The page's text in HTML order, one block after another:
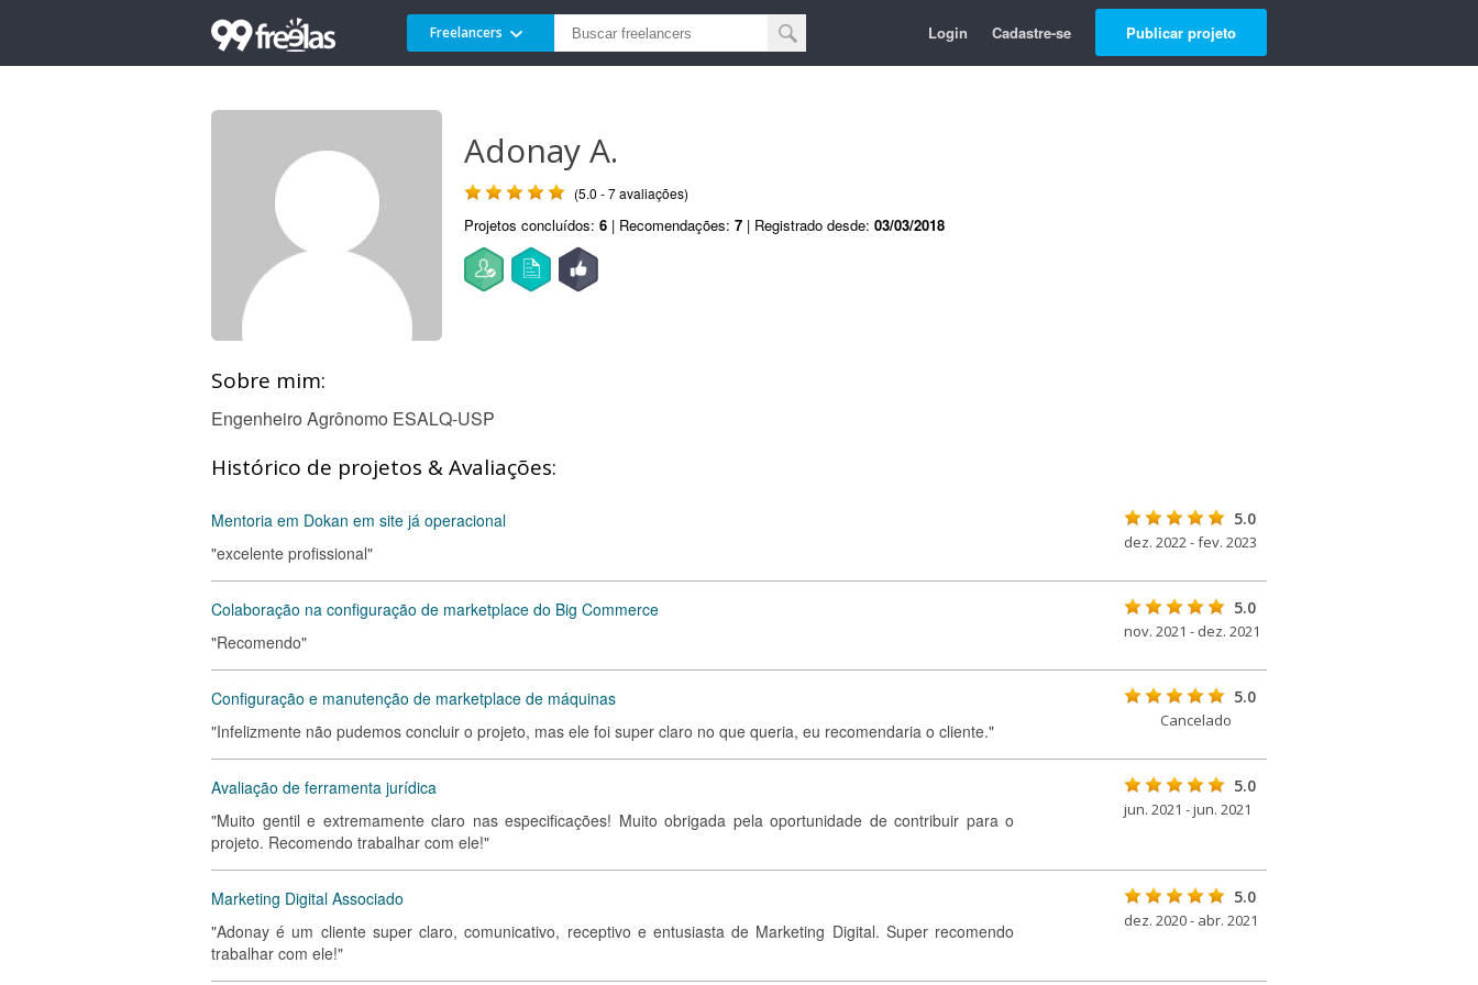
Freelancers Login Cadastre-se Publicar projeto
Adonay A.
(5.0 - 7 avaliações)
Projetos concluídos: 6 | Recomendações: 7 | Registrado desde: 03/03/2018
Sobre mim:
Engenheiro Agrônomo ESALQ-USP
Histórico de projetos & Avaliações:
Mentoria em Dokan em site já operacional
"excelente profissional"
5.0
dez. 2022 - fev. 2023
Colaboração na configuração de marketplace do Big Commerce
"Recomendo"
5.0
nov. 2021 - dez. 2021
Configuração e manutenção de marketplace de máquinas
"Infelizmente não pudemos concluir o projeto, mas ele foi super claro no que queria, eu recomendaria o cliente."
5.0
Cancelado
Avaliação de ferramenta jurídica
"Muito gentil e extremamente claro nas especificações! Muito obrigada pela oportunidade de contribuir para o
projeto. Recomendo trabalhar com ele!"
5.0
jun. 2021 - jun. 2021
Marketing Digital Associado
"Adonay é um cliente super claro, comunicativo, receptivo e entusiasta de Marketing Digital. Super recomendo
trabalhar com ele!"
5.0
dez. 2020 - abr. 2021